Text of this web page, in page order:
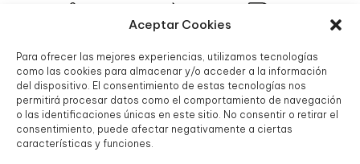
Aceptar Cookies
Para ofrecer las mejores experiencias, utilizamos tecnologías
como las cookies para almacenar y/o acceder a la información
del dispositivo. El consentimiento de estas tecnologías nos
permitirá procesar datos como el comportamiento de navegación
o las identificaciones únicas en este sitio. No consentir o retirar el
consentimiento, puede afectar negativamente a ciertas
características y funciones.
© 2025 Boutique Granada S.L.